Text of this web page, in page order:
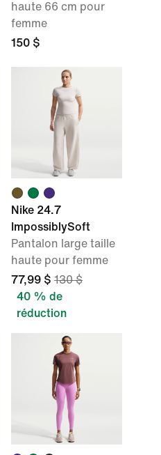
haute 66 cm pour
femme
150 $
Nike 24.7
ImpossiblySoft
Pantalon large taille
haute pour femme
77,99 $ 130 $
40 % de
réduction